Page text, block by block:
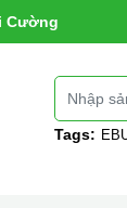
Cường
Tags: